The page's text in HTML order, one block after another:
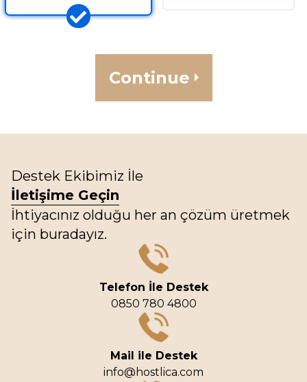
Continue
Destek Ekibimiz İle
İletişime Geçin
İhtiyacınız olduğu her an çözüm üretmek
için buradayız.
Telefon İle Destek
0850 780 4800
Mail ile Destek
info@hostlica.com